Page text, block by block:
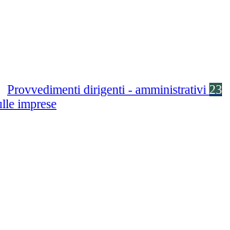
Provvedimenti dirigenti - amministrativi 23
imprese